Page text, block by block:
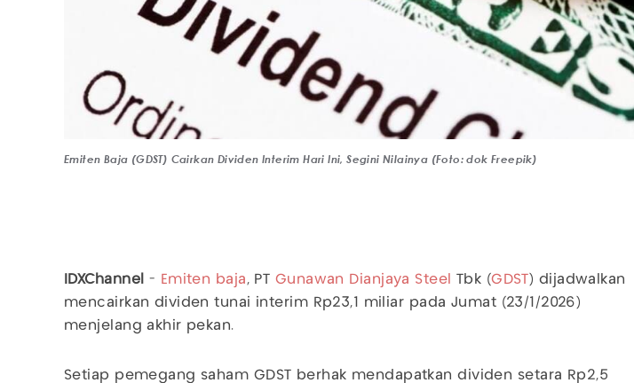
Emiten Baja (GDST) Cairkan Dividen Interim Hari Ini, Segini Nilainya (Foto: dok Freepik)
IDXChannel - Emiten baja , PT Gunawan Dianjaya Steel Tbk (GDST ) dijadwalkan
mencairkan dividen tunai interim Rp23,1 miliar pada Jumat (23/1/2026)
menjelang akhir pekan.
Setiap pemegang saham GDST berhak mendapatkan dividen setara Rp2,5